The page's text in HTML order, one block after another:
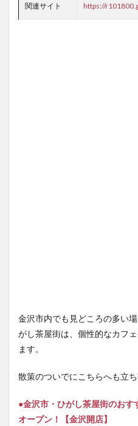
関連サイト https://
金沢市内でも見どころの多い
がし茶屋街は、個性的なカフ
ます。
散策のついでにこちらへも立
●金沢市・ひがし茶屋街のおす
オープン！【金沢開店】